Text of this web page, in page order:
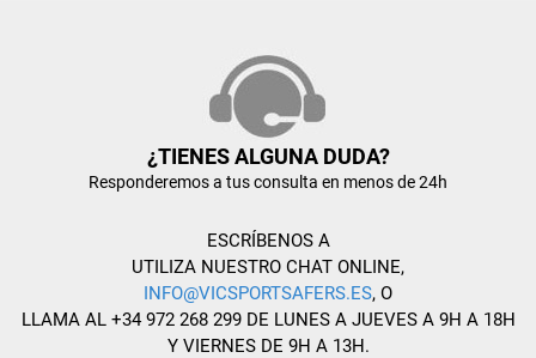
¿TIENES ALGUNA DUDA?
Responderemos a tus consulta en menos de 24h
ESCRÍBENOS A
UTILIZA NUESTRO CHAT ONLINE,
INFO@VICSPORTSAFERS.ES, O
LLAMA AL +34 972 268 299 DE LUNES A JUEVES A 9H A 18H
Y VIERNES DE 9H A 13H.